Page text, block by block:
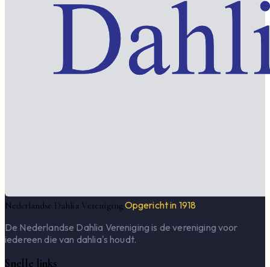
Nederlandse Dahlia VerenigingOpgericht in 1918
De Nederlandse Dahlia Vereniging is de vereniging voor
iedereen die van dahlia's houdt.
Snelle links